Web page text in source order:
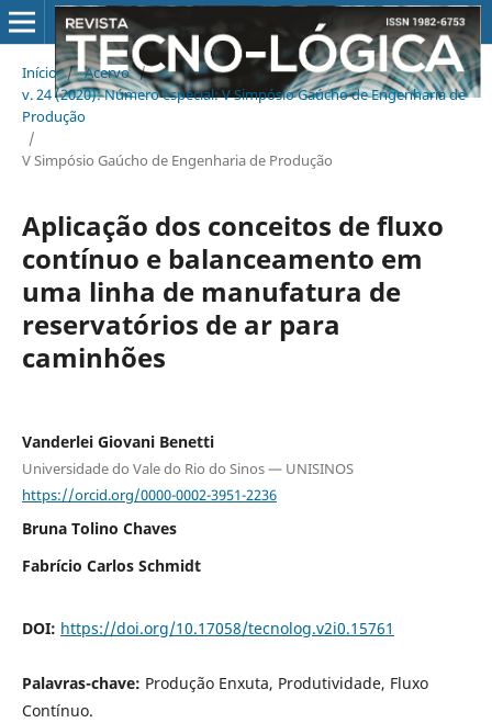
Início / Acervo /
v. 24 (2020): Número especial: V Simpósio Gaúcho de Engenharia de
Produção
/
V Simpósio Gaúcho de Engenharia de Produção
Aplicação dos conceitos de fluxo
contínuo e balanceamento em
uma linha de manufatura de
reservatórios de ar para
caminhões
Vanderlei Giovani Benetti
Universidade do Vale do Rio do Sinos — UNISINOS
https://orcid.org/0000-0002-3951-2236
Bruna Tolino Chaves
Fabrício Carlos Schmidt
DOI: https://doi.org/10.17058/tecnolog.v2i0.15761
Palavras-chave: Produção Enxuta, Produtividade, Fluxo
Contínuo.